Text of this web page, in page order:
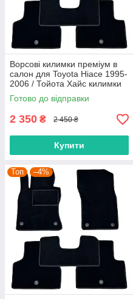
Ворсові килимки преміум в
салон для Toyota Hiace 1995-
2006 / Тойота Хайс килимки
Готово до відправки
2 350 ₴ 2 450 ₴
Купити
Топ –4%